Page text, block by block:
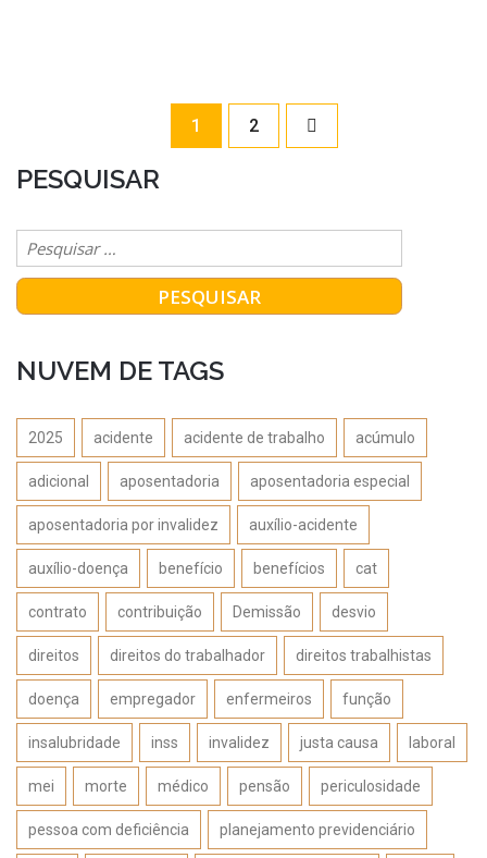
1 2
PESQUISAR
NUVEM DE TAGS
2025 acidente acidente de trabalho acúmulo
adicional aposentadoria aposentadoria especial
aposentadoria por invalidez auxílio-acidente
auxílio-doença benefício benefícios cat
contrato contribuição Demissão desvio
direitos direitos do trabalhador direitos trabalhistas
doença empregador enfermeiros função
insalubridade inss invalidez justa causa laboral
mei morte médico pensão periculosidade
pessoa com deficiência planejamento previdenciário